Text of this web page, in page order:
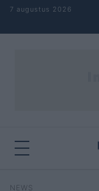
Naar inhoud springen
7 augustus 2026
NEWS